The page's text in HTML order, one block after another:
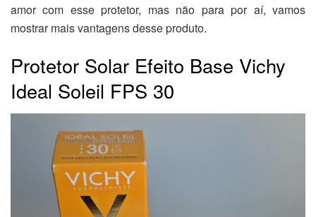
amor com esse protetor, mas não para por aí, vamos
mostrar mais vantagens desse produto.
Protetor Solar Efeito Base Vichy
Ideal Soleil FPS 30